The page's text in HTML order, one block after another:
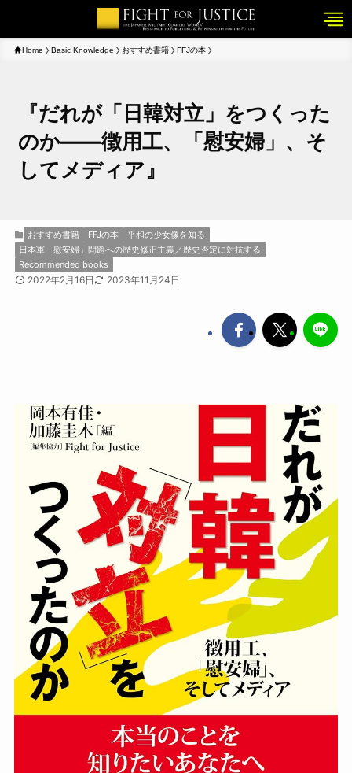
Home Basic Knowledge おすすめ書籍 FFJの本
『だれが「日韓対立」をつくった
のか――徴用工、「慰安婦」、そ
してメディア』
おすすめ書籍 FFJの本
平和の少女像を知る
日本軍「慰安婦」問題への歴史修正主義／歴史否定に対抗する
Recommended books
2022年2月16日 2023年11月24日